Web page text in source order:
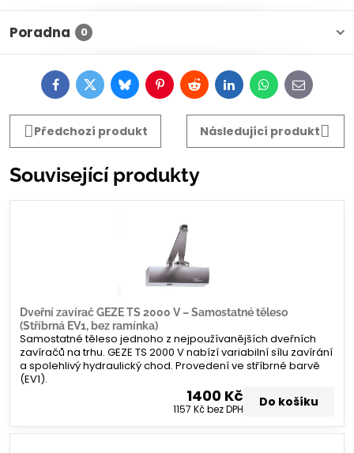
Poradna 0
FacebookTwitterBlueskyPinterestRedditLinkedInWhatsApp
E-
mail
Předchozí produkt
Následující produkt
Související produkty
Dveřní zavírač GEZE TS 2000 V – Samostatné těleso
(Stříbrná EV1, bez ramínka)
Samostatné těleso jednoho z nejpoužívanějších dveřních
zavíračů na trhu. GEZE TS 2000 V nabízí variabilní sílu zavírání
a spolehlivý hydraulický chod. Provedení ve stříbrné barvě
(EV1).
1400 Kč
1157 Kčbez DPH Do košíku